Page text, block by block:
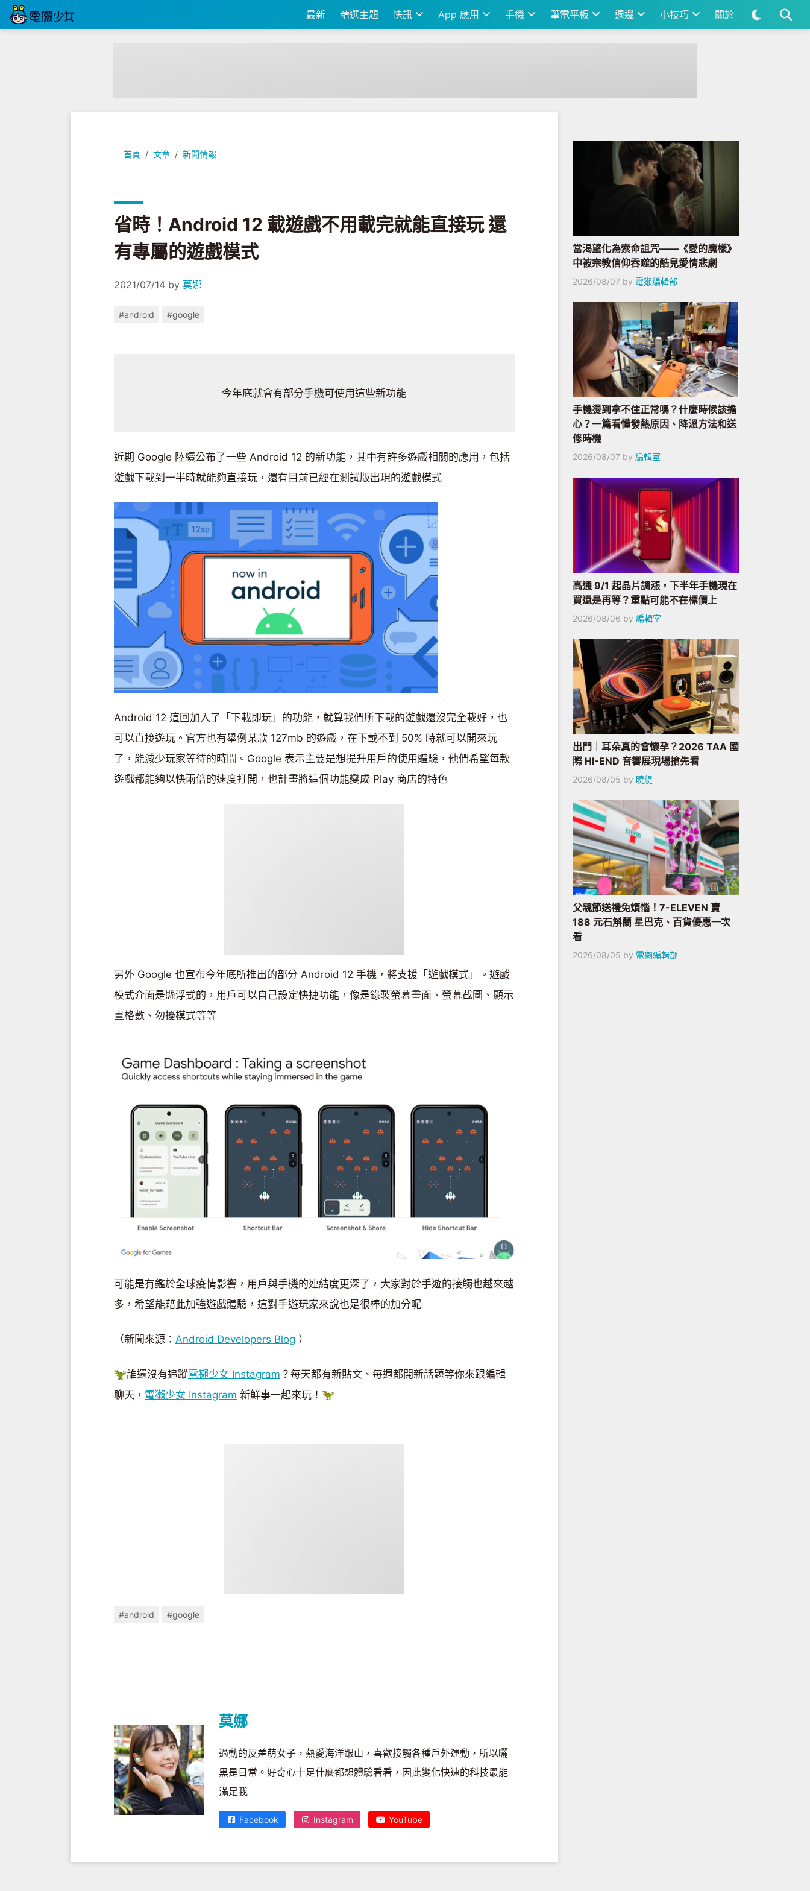
最新 精選主題 快訊 App 應用 手機 筆電平板 週邊 小技巧 關於
首頁 文章 新聞情報
省時！Android 12 載遊戲不用載完就能直接玩 還有專屬的遊戲模式
省時！Android 12 載遊戲不用載完就能直接玩 還
有專屬的遊戲模式
2021/07/14 by 莫娜
#android #google
今年底就會有部分手機可使用這些新功能
近期 Google 陸續公布了一些 Android 12 的新功能，其中有許多遊戲相關的應用，包括
遊戲下載到一半時就能夠直接玩，還有目前已經在測試版出現的遊戲模式
Android 12 這回加入了「下載即玩」的功能，就算我們所下載的遊戲還沒完全載好，也
可以直接遊玩。官方也有舉例某款 127mb 的遊戲，在下載不到 50% 時就可以開來玩
了，能減少玩家等待的時間。Google 表示主要是想提升用戶的使用體驗，他們希望每款
遊戲都能夠以快兩倍的速度打開，也計畫將這個功能變成 Play 商店的特色
另外 Google 也宣布今年底所推出的部分 Android 12 手機，將支援「遊戲模式」。遊戲
模式介面是懸浮式的，用戶可以自己設定快捷功能，像是錄製螢幕畫面、螢幕截圖、顯示
畫格數、勿擾模式等等
可能是有鑑於全球疫情影響，用戶與手機的連結度更深了，大家對於手遊的接觸也越來越
多，希望能藉此加強遊戲體驗，這對手遊玩家來說也是很棒的加分呢
（新聞來源： Android Developers Blog ）
🦖誰還沒有追蹤電獺少女 Instagram ？每天都有新貼文、每週都開新話題等你來跟編輯
聊天， 電獺少女 Instagram 新鮮事一起來玩！🦖
#android #google
莫娜
過動的反差萌女子，熱愛海洋跟山，喜歡接觸各種戶外運動，所以曬
黑是日常。好奇心十足什麼都想體驗看看，因此變化快速的科技最能
滿足我
Facebook Instagram YouTube
當渴望化為索命詛咒——《愛的魔樣》
中被宗教信仰吞噬的酷兒愛情悲劇
2026/08/07 by 電獺編輯部
手機燙到拿不住正常嗎？什麼時候該擔
心？一篇看懂發熱原因、降溫方法和送
修時機
2026/08/07 by 編輯室
高通 9/1 起晶片調漲，下半年手機現在
買還是再等？重點可能不在標價上
2026/08/06 by 編輯室
出門｜耳朵真的會懷孕？2026 TAA 國
際 HI-END 音響展現場搶先看
2026/08/05 by 曉緹
父親節送禮免煩惱！7-ELEVEN 賣
188 元石斛蘭 星巴克、百貨優惠一次
看
2026/08/05 by 電獺編輯部